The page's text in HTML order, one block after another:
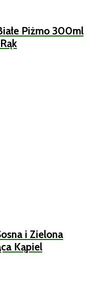
Piżmo 300ml
i Zielona
Kąpiel